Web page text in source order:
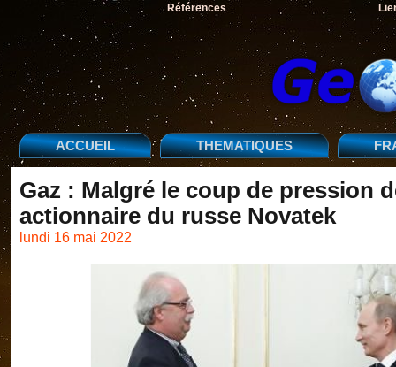
Références
ACCUEIL THEMATIQUES
Gaz : Malgré le coup de pression
actionnaire du russe Novatek
lundi 16 mai 2022